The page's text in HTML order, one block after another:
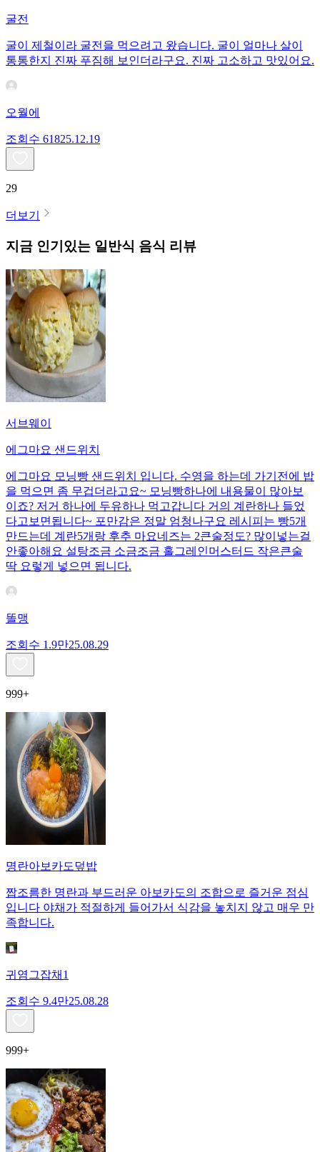
굴전
굴이 제철이라 굴전을 먹으려고 왔습니다. 굴이 얼마나 살이
통통한지 진짜 푸짐해 보인더라구요. 진짜 고소하고 맛있어요.
오월에
조회수 61825.12.19
29
더보기
지금 인기있는 일반식 음식 리뷰
서브웨이
에그마요 샌드위치
에그마요 모닝빵 샌드위치 입니다. 수영을 하는데 가기전에 밥
을 먹으면 좀 무겁더라고요~ 모닝빵하나에 내용물이 많아보
이죠? 저거 하나에 두유하나 먹고갑니다 거의 계란하나 들었
다고보면됩니다~ 포만감은 정말 엄청나구요 레시피는 빵5개
만드는데 계란5개랑 후추 마요네즈는 2큰술정도? 많이넣는걸
안좋아해요 설탕조금 소금조금 홀그레인머스터드 작은큰술
딱 요렇게 넣으면 됩니다.
똘맹
조회수 1.9만25.08.29
999+
명란아보카도덮밥
짭조름한 명란과 부드러운 아보카도의 조합으로 즐거운 점심
입니다 야채가 적절하게 들어가서 식감을 놓치지 않고 매우 만
족합니다.
귀염그잡채1
조회수 9.4만25.08.28
999+